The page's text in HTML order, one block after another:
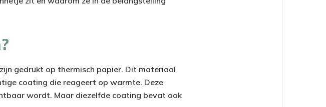
gedrukt op thermisch papier. Dit materiaal
coating die reageert op warmte. Deze
wordt. Maar diezelfde coating bevat ook